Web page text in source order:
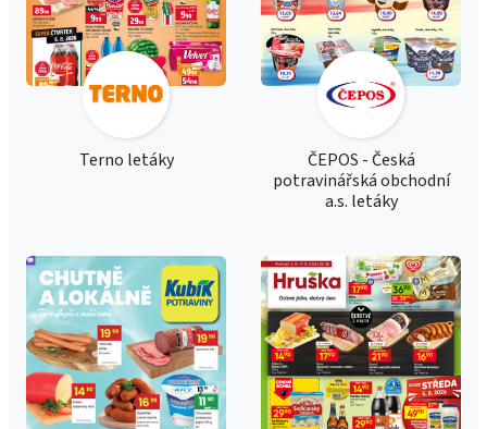
Terno letáky
ČEPOS - Česká
potravinářská obchodní
a.s. letáky